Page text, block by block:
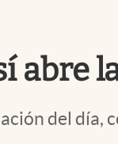
abre
del día,